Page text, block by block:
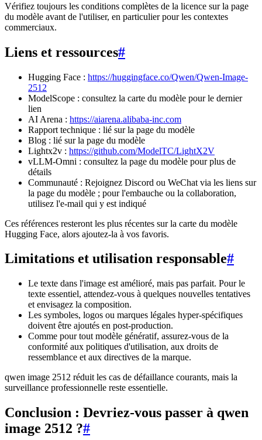
Vérifiez toujours les conditions complètes de la licence sur la page
du modèle avant de l'utiliser, en particulier pour les contextes
commerciaux.
Liens et ressources#
Hugging Face : https://huggingface.co/Qwen/Qwen-Image-
2512
ModelScope : consultez la carte du modèle pour le dernier
lien
AI Arena : https://aiarena.alibaba-inc.com
Rapport technique : lié sur la page du modèle
Blog : lié sur la page du modèle
Lightx2v : https://github.com/ModelTC/LightX2V
vLLM-Omni : consultez la page du modèle pour plus de
détails
Communauté : Rejoignez Discord ou WeChat via les liens sur
la page du modèle ; pour l'embauche ou la collaboration,
utilisez l'e-mail qui y est indiqué
Ces références resteront les plus récentes sur la carte du modèle
Hugging Face, alors ajoutez-la à vos favoris.
Limitations et utilisation responsable#
Le texte dans l'image est amélioré, mais pas parfait. Pour le
texte essentiel, attendez-vous à quelques nouvelles tentatives
et envisagez la composition.
Les symboles, logos ou marques légales hyper-spécifiques
doivent être ajoutés en post-production.
Comme pour tout modèle génératif, assurez-vous de la
conformité aux politiques d'utilisation, aux droits de
ressemblance et aux directives de la marque.
qwen image 2512 réduit les cas de défaillance courants, mais la
surveillance professionnelle reste essentielle.
Conclusion : Devriez-vous passer à qwen
image 2512 ?#